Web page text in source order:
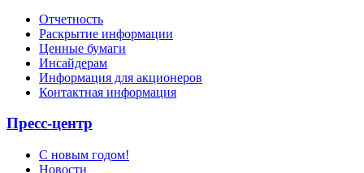
Отчетность
Раскрытие информации
Ценные бумаги
Инсайдерам
Информация для акционеров
Контактная информация
Пресс-центр
С новым годом!
Новости